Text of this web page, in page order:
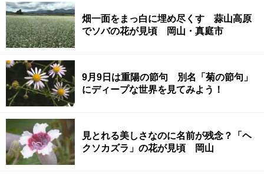
畑一面をまっ白に埋め尽くす 蒜山高原
でソバの花が見頃 岡山・真庭市
9月9日は重陽の節句 別名「菊の節句」
にディープな世界を見てみよう！
見とれる美しさなのに名前が残念？「ヘ
クソカズラ」の花が見頃 岡山